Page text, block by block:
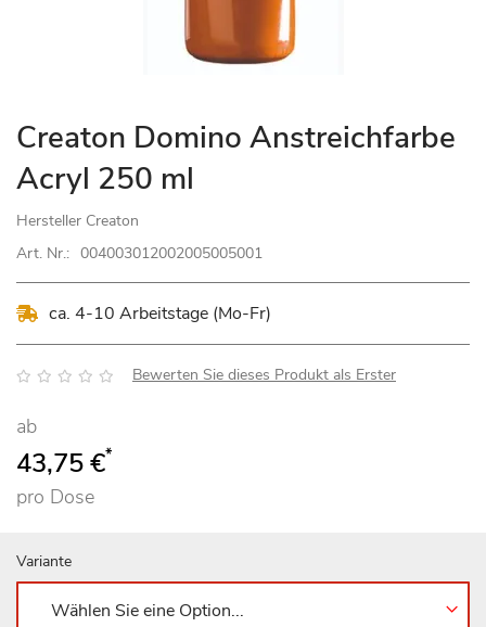
Zum
Anfang
der
Bildgalerie
springen
Creaton Domino Anstreichfarbe
Acryl 250 ml
Hersteller Creaton
Art. Nr.: 004003012002005005001
ca. 4-10 Arbeitstage (Mo-Fr)
Bewertung: Bewerten Sie dieses Produkt als Erster
ab
43,75 €*
pro Dose
Variante